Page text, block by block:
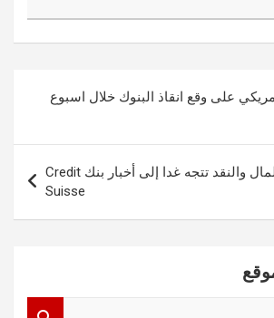
على وقع انقاذ البنوك خلال اسبوع
عيون اسواق المال والنقد تتجه غدا إلى أخبار بنك Credit
Suisse